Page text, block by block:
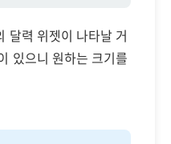
달력 위젯이 나타날 거
있으니 원하는 크기를